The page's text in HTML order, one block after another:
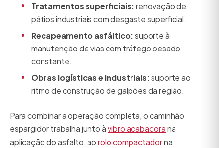
Tratamentos superficiais:renovação de
pátios industriais com desgaste superficial.
Recapeamento asfáltico:suporte à
manutenção de vias com tráfego pesado
constante.
Obras logísticas e industriais:suporte ao
ritmo de construção de galpões da região.
Para combinar a operação completa, o caminhão
espargidor trabalha junto àvibro acabadorana
aplicação do asfalto, aorolo compactadorna